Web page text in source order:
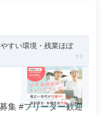
やすい環境・残業ほぼ
集 #フリーター歓迎